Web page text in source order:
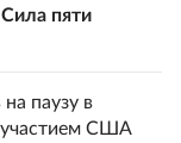
пяти
паузу в
участием США